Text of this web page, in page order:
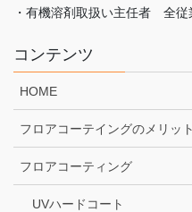
・有機溶剤取扱い主任者 全従
コンテンツ
HOME
フロアコーテイングのメリット
フロアコーティング
UVハードコート